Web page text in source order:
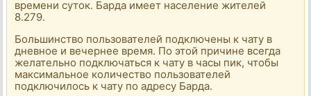
времени суток. Барда имеет население жителей
8.279.
Большинство пользователей подключены к чату в
дневное и вечернее время. По этой причине всегда
желательно подключаться к чату в часы пик, чтобы
максимальное количество пользователей
подключилось к чату по адресу Барда.